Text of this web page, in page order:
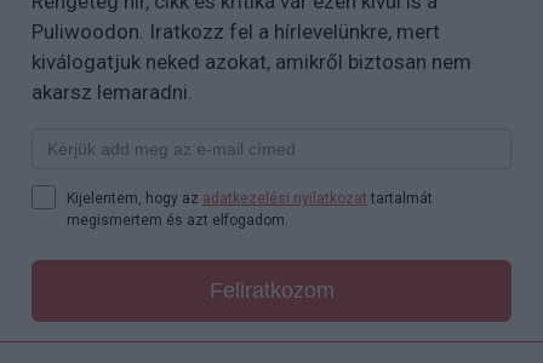
Puliwoodon. Iratkozz fel a hírlevelünkre, mert
kiválogatjuk neked azokat, amikről biztosan nem
akarsz lemaradni.
Kijelentem, hogy az adatkezelési nyilatkozat tartalmát
megismertem és azt elfogadom.
Feliratkozom